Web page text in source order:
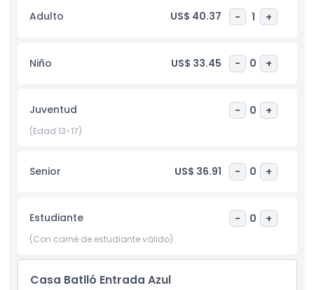
que le da a Casa Batlló su sensación única y casi de otro
mundo. Los visitantes también pueden disfrutar de la
caprichosas que contribuyen a su encanto de cuento de
hadas. Perfecto para amantes de la arquitectura,
el corazón de la ciudad.
Política para Niños y Adultos
Horario de Apertura
Adulto US$ 40.37 - 1 +
Niño US$ 33.45 - 0 +
Juventud - 0 +
(Edad 13-17)
Senior US$ 36.91 - 0 +
Estudiante - 0 +
(Con carné de estudiante válido)
Casa Batlló Entrada Azul